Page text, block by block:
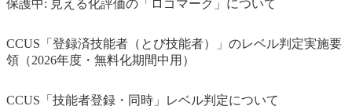
保護中: 見える化評価の「ロゴマーク」について
CCUS「登録済技能者（とび技能者）」のレベル判定実施要
領（2026年度・無料化期間中用）
CCUS「技能者登録・同時」レベル判定について